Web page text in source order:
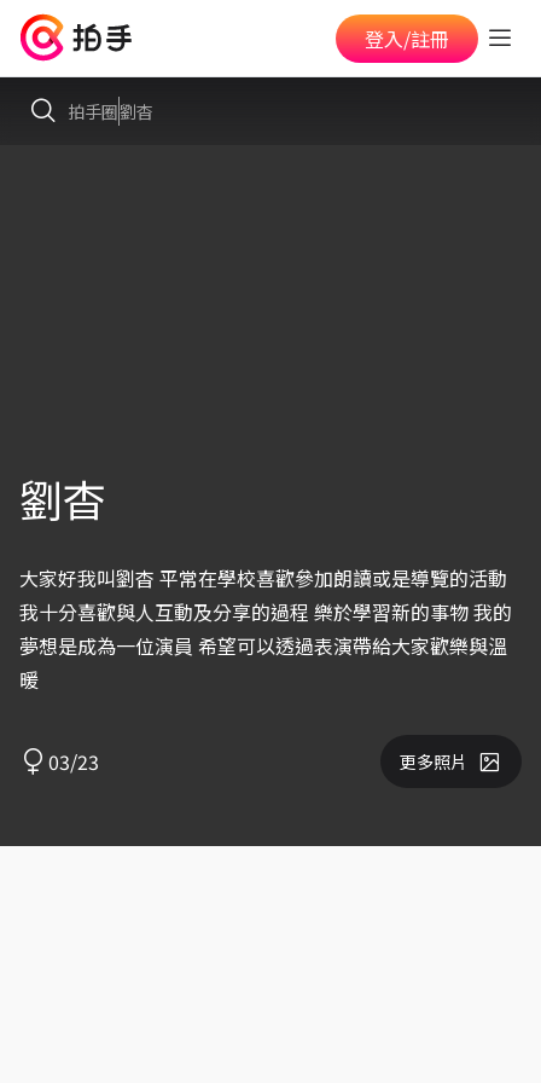
登入/註冊
拍手圈劉杳
劉杳
大家好我叫劉杳 平常在學校喜歡參加朗讀或是導覽的活動
我十分喜歡與人互動及分享的過程 樂於學習新的事物 我的
夢想是成為一位演員 希望可以透過表演帶給大家歡樂與溫
暖
03/23 更多照片